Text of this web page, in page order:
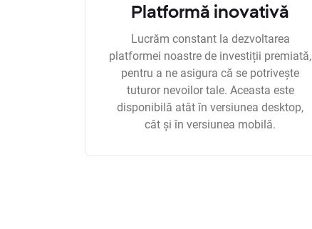
Platformă inovativă
Lucrăm constant la dezvoltarea
platformei noastre de investiții premiată,
pentru a ne asigura că se potrivește
tuturor nevoilor tale. Aceasta este
disponibilă atât în versiunea desktop,
cât și în versiunea mobilă.